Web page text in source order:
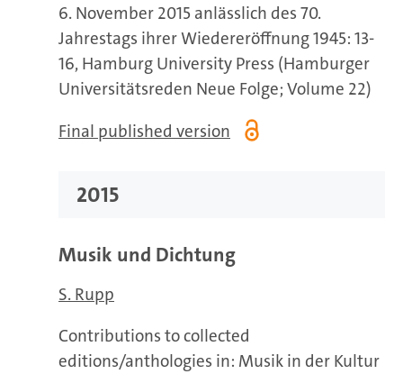
6. November 2015 anlässlich des 70.
Jahrestags ihrer Wiedereröffnung 1945: 13-
16, Hamburg University Press (Hamburger
Universitätsreden Neue Folge; Volume 22)
Final published version
2015
Musik und Dichtung
S. Rupp
Contributions to collected
editions/anthologies in: Musik in der Kultur